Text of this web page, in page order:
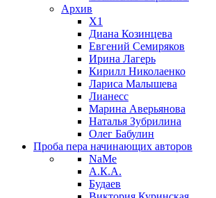
Архив
X1
Диана Козинцева
Евгений Семиряков
Ирина Лагерь
Кирилл Николаенко
Лариса Малышева
Лианесс
Марина Аверьянова
Наталья Зубрилина
Олег Бабулин
Проба пера начинающих авторов
NaMe
А.К.А.
Будаев